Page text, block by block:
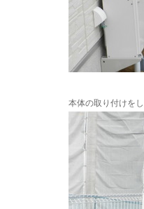
本体の取り付けを